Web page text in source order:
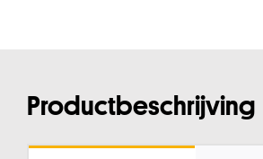
Productbeschrijving